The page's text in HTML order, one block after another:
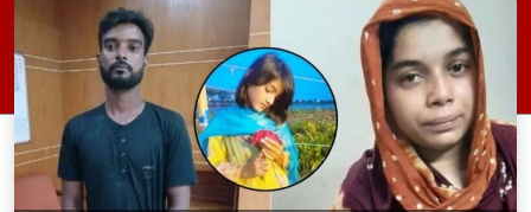
ভাড়াটিয়া সোহেল রানা (৩০) ও তার স্ত্রী স্বপ্না
আক্তারকে (২৬) মাত্র ৭ ঘণ্টার […]